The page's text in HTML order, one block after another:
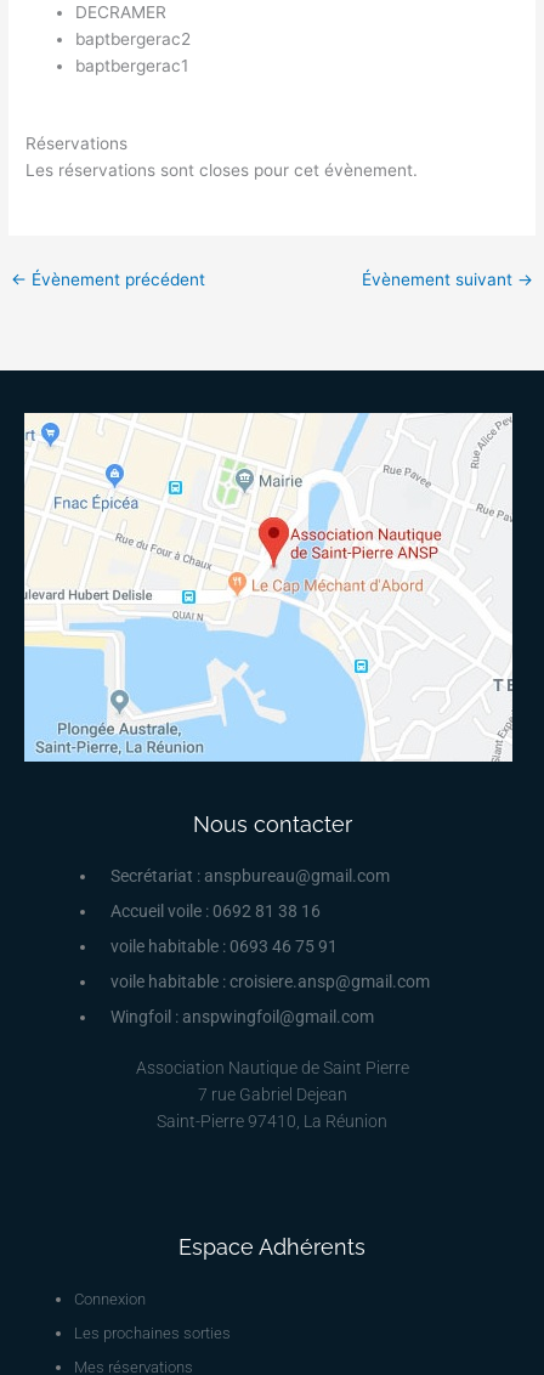
DECRAMER
baptbergerac2
baptbergerac1
Réservations
Les réservations sont closes pour cet évènement.
← Évènement précédent Évènement suivant →
Nous contacter
Secrétariat : anspbureau@gmail.com
Accueil voile : 0692 81 38 16
voile habitable : 0693 46 75 91
voile habitable : croisiere.ansp@gmail.com
Wingfoil : anspwingfoil@gmail.com
Association Nautique de Saint Pierre
7 rue Gabriel Dejean
Saint-Pierre 97410, La Réunion
Espace Adhérents
Connexion
Les prochaines sorties
Mes réservations